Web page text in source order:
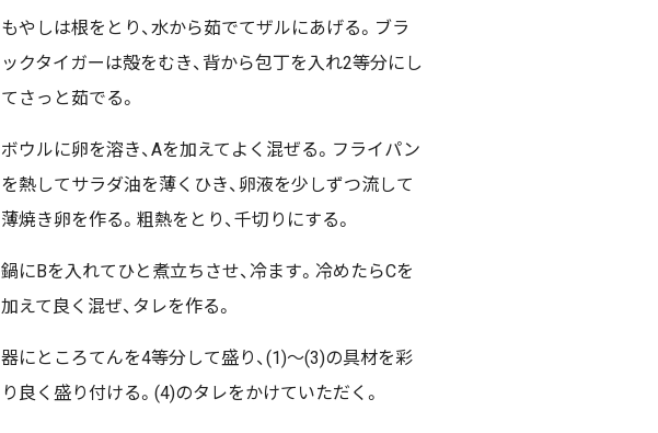
もやしは根をとり、水から茹でてザルにあげる。ブラ
ックタイガーは殻をむき、背から包丁を入れ2等分にし
てさっと茹でる。
ボウルに卵を溶き、Aを加えてよく混ぜる。フライパン
を熱してサラダ油を薄くひき、卵液を少しずつ流して
薄焼き卵を作る。粗熱をとり、千切りにする。
鍋にBを入れてひと煮立ちさせ、冷ます。冷めたらCを
加えて良く混ぜ、タレを作る。
器にところてんを4等分して盛り、(1)～(3)の具材を彩
り良く盛り付ける。(4)のタレをかけていただく。